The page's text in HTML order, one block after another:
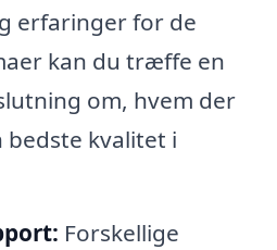
erfaringer for de
kan du træffe en
om, hvem der
bedste kvalitet i
Forskellige